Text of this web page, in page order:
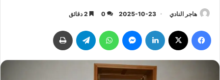
هاجر النادي 2025-10-23
0